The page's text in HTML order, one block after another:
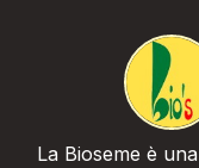
La Bioseme è